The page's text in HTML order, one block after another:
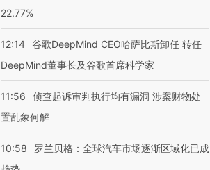
22.77%
12:14 谷歌DeepMind CEO哈萨比斯卸任 转任
DeepMind董事长及谷歌首席科学家
11:56
侦查起诉审判执行均有漏洞 涉案财物处
置乱象何解
10:58
罗兰贝格：全球汽车市场逐渐区域化已成